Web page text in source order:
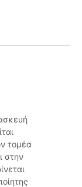
τομέα
στην